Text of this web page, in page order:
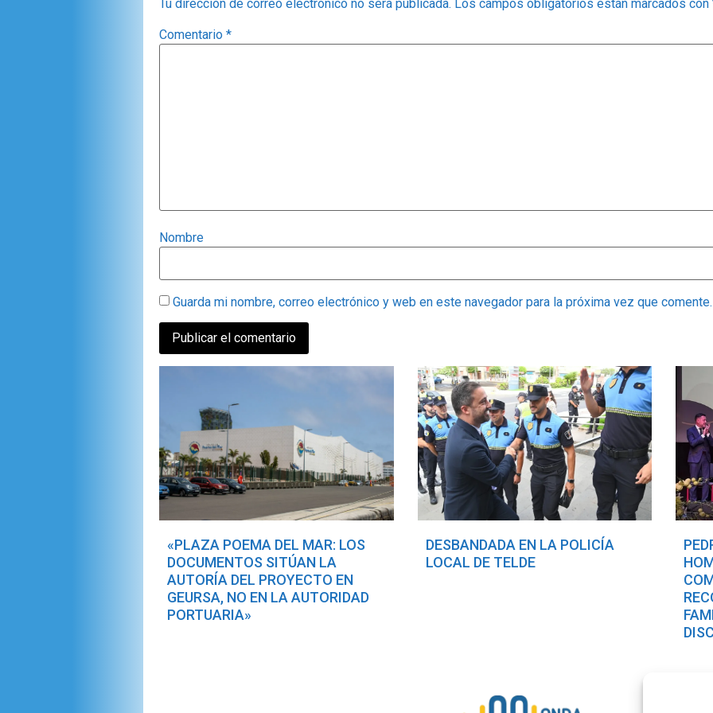
Tu dirección de correo electrónico no será publicada. Los campos obligatorios están marcados con
Comentario *
Nombre
Guarda mi nombre, correo electrónico y web en este navegador para la próxima vez que comente.
«PLAZA POEMA DEL MAR: LOS
DOCUMENTOS SITÚAN LA
AUTORÍA DEL PROYECTO EN
GEURSA, NO EN LA AUTORIDAD
PORTUARIA»
DESBANDADA EN LA POLICÍA
LOCAL DE TELDE